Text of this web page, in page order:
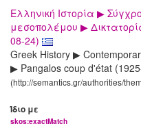
Ελληνική Ιστορία ▶
μεσοπολέμου ▶
08-24)
Greek History ▶
▶ Pangalos coup d'état
(http://semantics.gr/authorities/
Ίδιο με
skos:exactMatch